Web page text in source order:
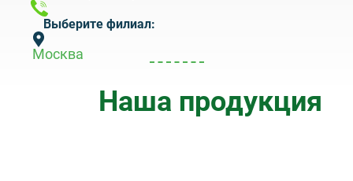
Выберите филиал:
Москва
Наша продукция